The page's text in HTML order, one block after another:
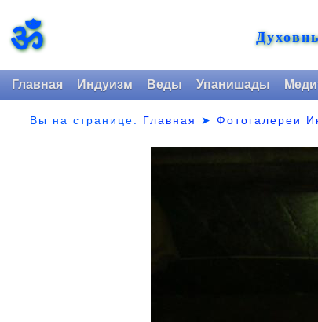
ॐ
Главная Индуизм Веды Упанишады
Вы на странице: Главная ➤Фотогалереи